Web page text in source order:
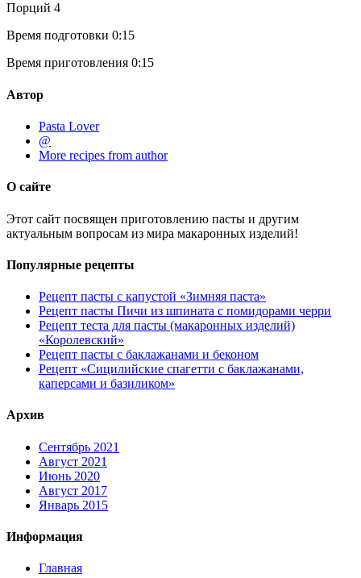
Порций 4
Время подготовки 0:15
Время приготовления 0:15
Автор
Pasta Lover
@
More recipes from author
О сайте
Этот сайт посвящен приготовлению пасты и другим
актуальным вопросам из мира макаронных изделий!
Популярные рецепты
Рецепт пасты с капустой «Зимняя паста»
Рецепт пасты Пичи из шпината с помидорами черри
Рецепт теста для пасты (макаронных изделий)
«Королевский»
Рецепт пасты с баклажанами и беконом
Рецепт «Сицилийские спагетти с баклажанами,
каперсами и базиликом»
Архив
Сентябрь 2021
Август 2021
Июнь 2020
Август 2017
Январь 2015
Информация
Главная